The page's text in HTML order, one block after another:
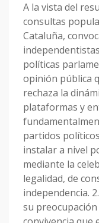
A la vista del
consultas
Cataluña,
políticas
opinión pública
rechaza la
plataformas y
partidos
instalar a nivel
mediante la
legalidad, de
independencia.
su